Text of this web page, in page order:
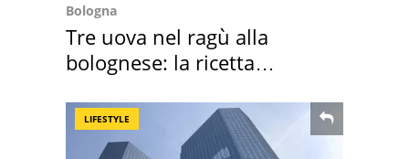
Bologna
Tre uova nel ragù alla
bolognese: la ricetta
LIFESTYLE